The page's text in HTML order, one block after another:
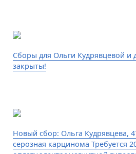
Сборы для Ольги Кудрявцевой
закрыты!
Новый сбор: Ольга Кудрявцева,
серозная карцинома Требуется